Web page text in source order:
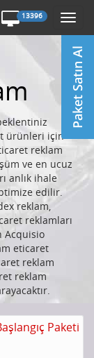
13396
ürünleri için
reklam
ve en ucuz
anlık ihale
edilir.
reklam,
reklamları
Acquisio
eticaret
reklam
reklam
Paketi